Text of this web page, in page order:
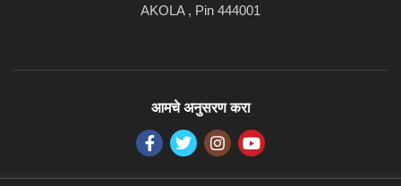
AKOLA , Pin 444001
आमचे अनुसरण करा